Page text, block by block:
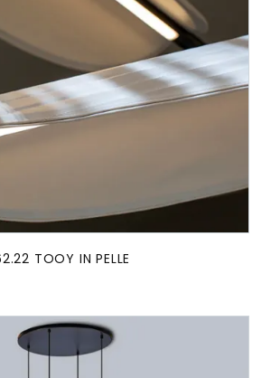
TOOY IN PELLE